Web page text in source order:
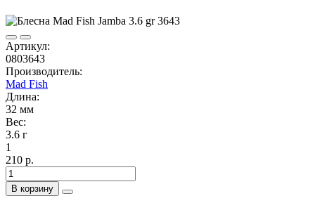
Артикул:
0803643
Производитель:
Mad Fish
Длина:
32 мм
Вес:
3.6 г
1
210 р.
В корзину